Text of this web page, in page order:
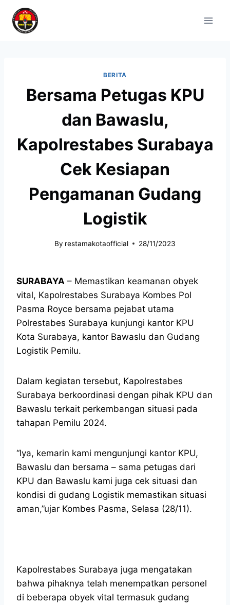
BERITA
Bersama Petugas KPU
dan Bawaslu,
Kapolrestabes Surabaya
Cek Kesiapan
Pengamanan Gudang
Logistik
By restamakotaofficial 28/11/2023
SURABAYA – Memastikan keamanan obyek
vital, Kapolrestabes Surabaya Kombes Pol
Pasma Royce bersama pejabat utama
Polrestabes Surabaya kunjungi kantor KPU
Kota Surabaya, kantor Bawaslu dan Gudang
Logistik Pemilu.
Dalam kegiatan tersebut, Kapolrestabes
Surabaya berkoordinasi dengan pihak KPU dan
Bawaslu terkait perkembangan situasi pada
tahapan Pemilu 2024.
“Iya, kemarin kami mengunjungi kantor KPU,
Bawaslu dan bersama – sama petugas dari
KPU dan Bawaslu kami juga cek situasi dan
kondisi di gudang Logistik memastikan situasi
aman,”ujar Kombes Pasma, Selasa (28/11).
Kapolrestabes Surabaya juga mengatakan
bahwa pihaknya telah menempatkan personel
di beberapa obyek vital termasuk gudang